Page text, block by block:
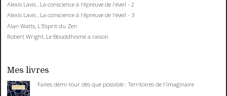
Alexis Lavis , La conscience à l'épreuve de l'éveil - 2
Alexis Lavis , La conscience à l'épreuve de l'éveil - 3
Alan Watts, L'Esprit du Zen
Robert Wright, Le Bouddhisme a raison
Mes livres
Faites demi-tour dès que possible : Territoires de l'imaginaire